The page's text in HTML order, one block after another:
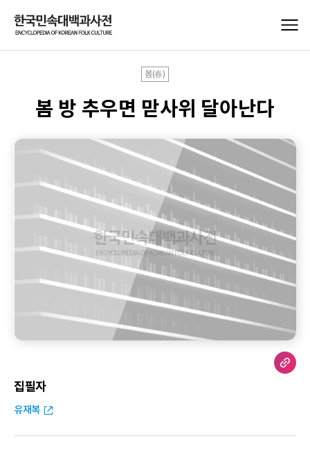
봄(春)
봄 방 추우면 맏사위 달아난다
집필자
유재복